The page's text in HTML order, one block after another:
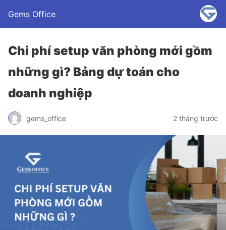
Gems Office
Chi phí setup văn phòng mới gồm
những gì? Bảng dự toán cho
doanh nghiệp
gems_office 2 tháng trước